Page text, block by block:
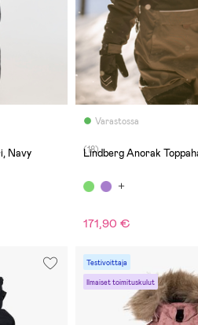
Navy
Varastossa
(18)
Lindberg Anorak
171,90 €
Testivoittaja
Ilmaiset toimituskulut